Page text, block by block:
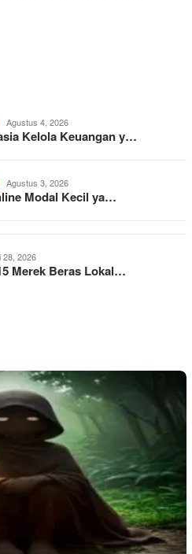
Agustus 4, 2026
Kelola Keuangan y…
Agustus 3, 2026
Modal Kecil ya…
28, 2026
Merek Beras Lokal…